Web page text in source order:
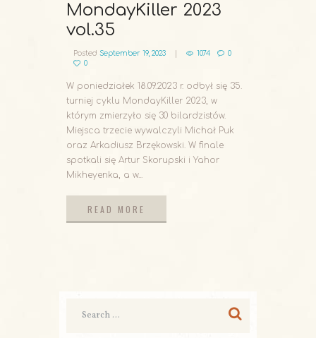
MondayKiller 2023
vol.35
Posted September 19, 2023 1074
0
0
W poniedziałek 18.09.2023 r. odbył się 35.
turniej cyklu MondayKiller 2023, w
którym zmierzyło się 30 bilardzistów.
Miejsca trzecie wywalczyli Michał Puk
oraz Arkadiusz Brzękowski. W finale
spotkali się Artur Skorupski i Yahor
Mikheyenka, a w...
READ MORE